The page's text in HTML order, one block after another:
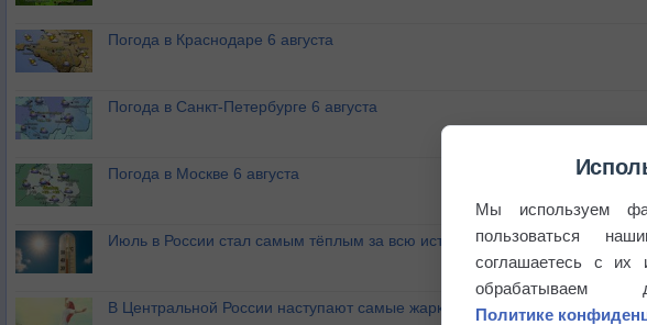
Погода в Краснодаре 6 августа
Погода в Санкт-Петербурге 6 августа
Погода в Москве 6 августа
Июль в России стал самым тёплым за всю историю
В Центральной России наступают самые жаркие дни этого лета
Мы используем
пользоваться
соглашаетесь с их
Политике